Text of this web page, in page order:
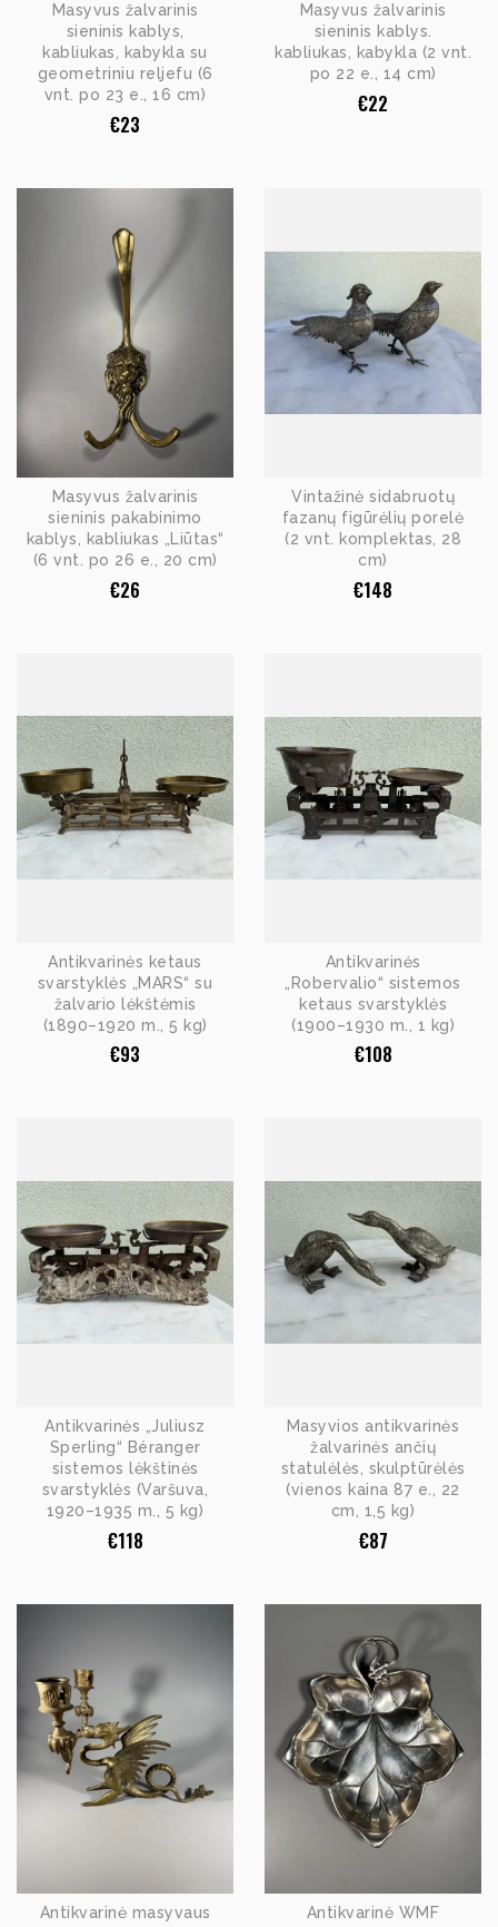
Masyvus žalvarinis
sieninis kablys,
kabliukas, kabykla su
geometriniu reljefu (6
vnt. po 23 e., 16 cm)
€23
Masyvus žalvarinis
sieninis kablys.
kabliukas, kabykla (2 vnt.
po 22 e., 14 cm)
€22
Masyvus žalvarinis
sieninis pakabinimo
kablys, kabliukas „Liūtas“
(6 vnt. po 26 e., 20 cm)
€26
Vintažinė sidabruotų
fazanų figūrėlių porelė
(2 vnt. komplektas, 28
cm)
€148
Antikvarinės ketaus
svarstyklės „MARS“ su
žalvario lėkštėmis
(1890–1920 m., 5 kg)
€93
Antikvarinės
„Robervalio“ sistemos
ketaus svarstyklės
(1900–1930 m., 1 kg)
€108
Antikvarinės „Juliusz
Sperling“ Béranger
sistemos lėkštinės
svarstyklės (Varšuva,
1920–1935 m., 5 kg)
€118
Masyvios antikvarinės
žalvarinės ančių
statulėlės, skulptūrėlės
(vienos kaina 87 e., 22
cm, 1,5 kg)
€87
Antikvarinė masyvaus
Antikvarinė WMF